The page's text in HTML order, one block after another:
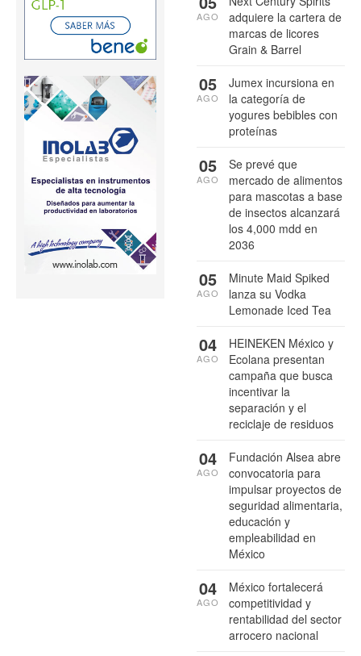
adquiere la cartera de
marcas de licores
Grain & Barrel
AGO
Jumex incursiona en
la categoría de
yogures bebibles con
proteínas
05
AGO
Se prevé que
mercado de alimentos
para mascotas a base
de insectos alcanzará
los 4,000 mdd en
2036
05
AGO
Minute Maid Spiked
lanza su Vodka
Lemonade Iced Tea
05
AGO
HEINEKEN México y
Ecolana presentan
campaña que busca
incentivar la
separación y el
reciclaje de residuos
04
AGO
Fundación Alsea abre
convocatoria para
impulsar proyectos de
seguridad alimentaria,
educación y
empleabilidad en
México
04
AGO
México fortalecerá
competitividad y
rentabilidad del sector
arrocero nacional
04
AGO